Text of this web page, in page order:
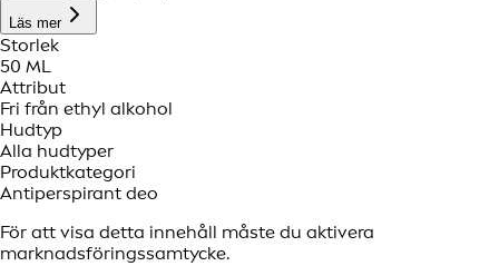
Läs mer
Storlek
50 ML
Attribut
Fri från ethyl alkohol
Hudtyp
Alla hudtyper
Produktkategori
Antiperspirant deo
För att visa detta innehåll måste du aktivera
marknadsföringssamtycke.